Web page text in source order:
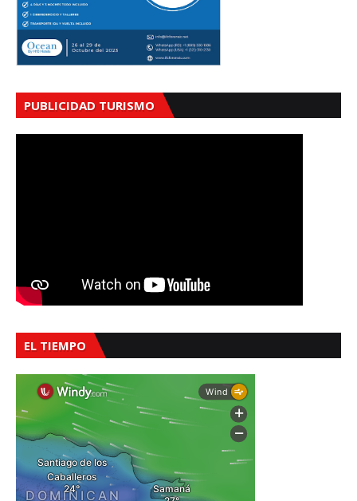
PUBLICIDAD TURISMO
EL TIEMPO